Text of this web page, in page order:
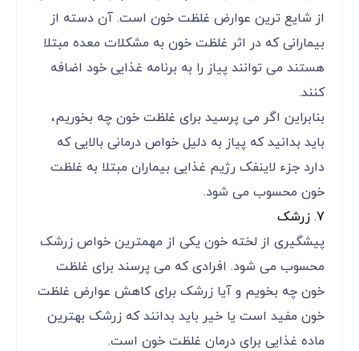
از شایع ترین عوارض غلظت خون است. آن دسته از
بیمارانی که در اثر غلظت خون به مشکلات معده مبتلا
هستند می توانند پیاز را به برنامه غذایی خود اضافه
کنند.
بنابراین اگر می پرسید برای غلظت خون چه بخوریم،
باید بدانید که پیاز به دلیل خواص درمانی بالایی که
دارد جزء لاینفک رژیم غذایی بیماران مبتلا به غلظت
خون محسوب می شود.
7. زرشک
پیشگیری از لخته خون یکی از مهمترین خواص زرشک
محسوب می شود. افرادی که می پرسند برای غلظت
خون چه بخویم و آیا زرشک برای کاهش عوارض غلظت
خون مفید است یا خیر باید بدانند که زرشک بهترین
ماده غذایی برای درمان غلظت خون است.